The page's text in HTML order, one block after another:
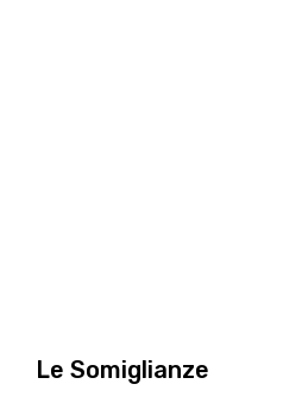
Le Somiglianze